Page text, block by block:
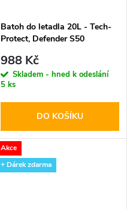
Batoh do letadla 20L - Tech-
Protect, Defender S50
WIZZAIR) Black
988 Kč
Skladem - hned k odeslání
5 ks
DO KOŠÍKU
Akce
+ Dárek zdarma